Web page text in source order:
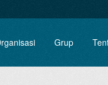
Grup